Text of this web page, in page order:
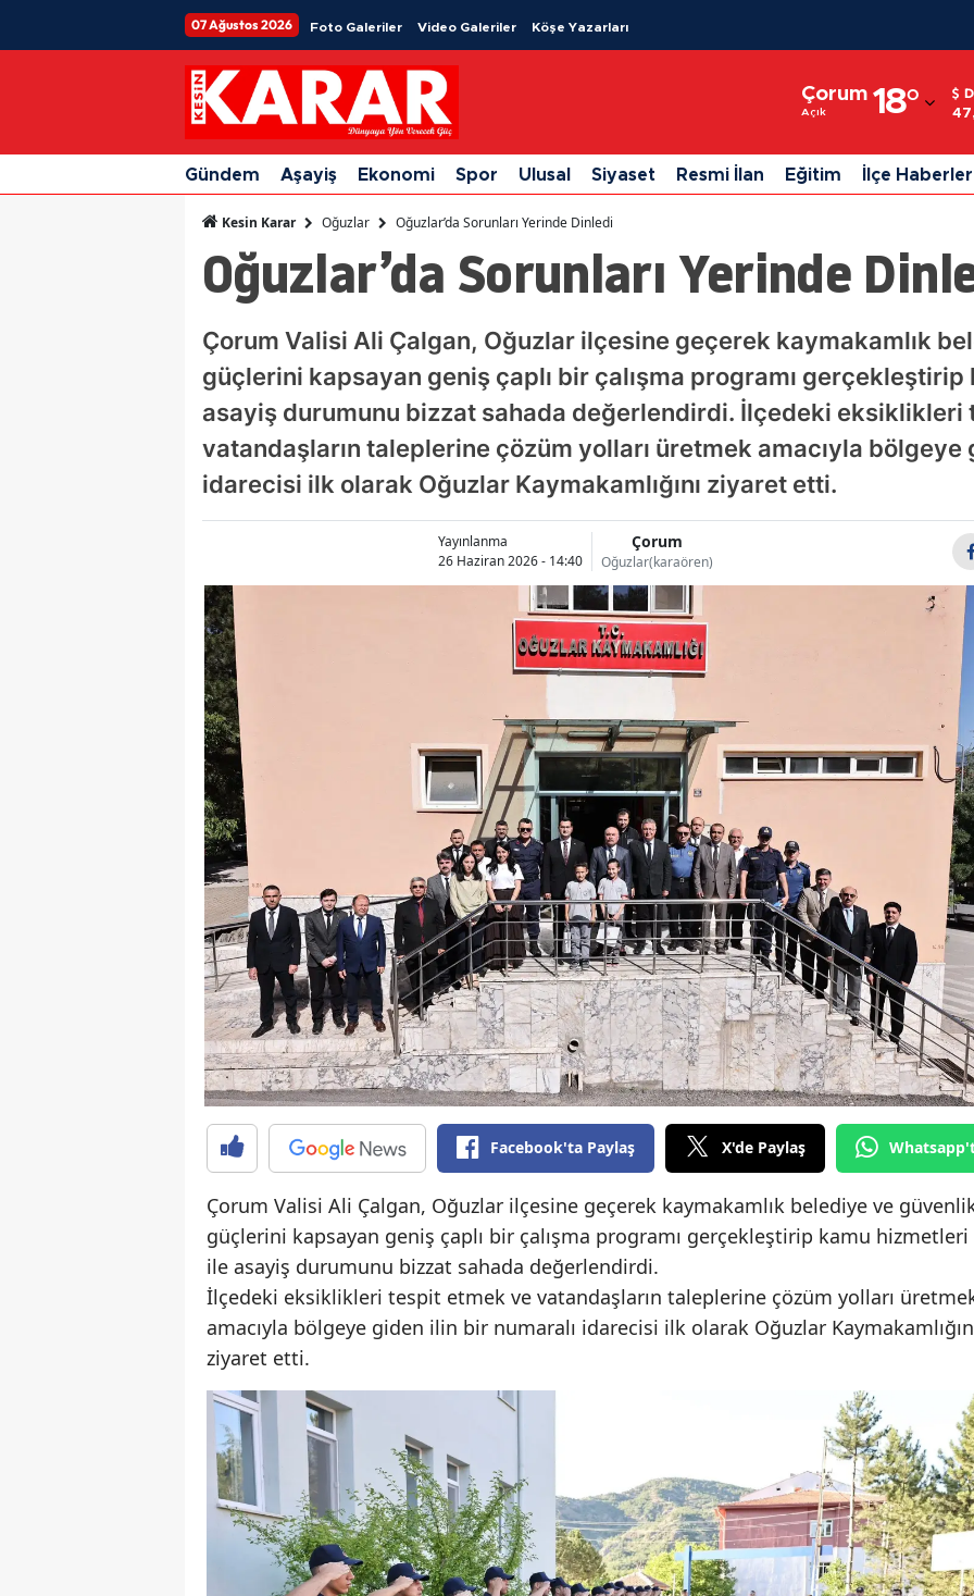
07 Ağustos 2026 Foto Galeriler Video Galeriler Köşe Yazarları
Çorum
Açık 18°
Adıyaman
Afyonkarahisar
Ağrı
Ankara
Antalya
Artvin
Aydın
Balıkesir
Çanakkale
Çorum
Denizli
Diyarbakır
Edirne
Elazığ
Erzincan
Erzurum
Eskişehir
Gaziantep
Gümüşhane
Hatay
Isparta
Mersin
İstanbul
İzmir
Gündem Aşayiş Ekonomi Spor Ulusal Siyaset Resmi İlan Eğitim İlçe
Kesin Karar Oğuzlar Oğuzlar’da Sorunları Yerinde Dinledi
Oğuzlar’da Sorunları Yerinde
Çorum Valisi Ali Çalgan, Oğuzlar ilçesine geçerek kaymakamlık
güçlerini kapsayan geniş çaplı bir çalışma programı
asayiş durumunu bizzat sahada değerlendirdi. İlçedeki eksiklikleri
vatandaşların taleplerine çözüm yolları üretmek amacıyla bölgeye
idarecisi ilk olarak Oğuzlar Kaymakamlığını ziyaret etti.
Yayınlanma
26 Haziran 2026 - 14:40
Çorum
Oğuzlar(karaören)
Facebook'ta Paylaş X'de Paylaş
Çorum Valisi Ali Çalgan, Oğuzlar ilçesine geçerek kaymakamlık belediye ve
güçlerini kapsayan geniş çaplı bir çalışma programı gerçekleştirip kamu hizmetleri
ile asayiş durumunu bizzat sahada değerlendirdi.
İlçedeki eksiklikleri tespit etmek ve vatandaşların taleplerine çözüm yolları
amacıyla bölgeye giden ilin bir numaralı idarecisi ilk olarak Oğuzlar
ziyaret etti.